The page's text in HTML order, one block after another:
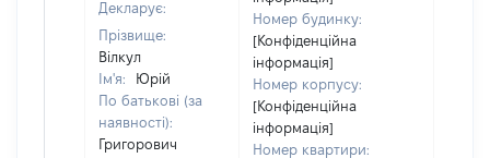
Декларує:
Прізвище:
Вілкул
Ім'я:
Юрій
По батькові (за
наявності):
Григорович
Номер будинку:
[Конфіденційна
інформація]
Номер корпусу:
[Конфіденційна
інформація]
Номер квартири: